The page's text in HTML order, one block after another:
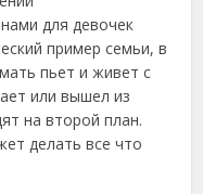
для девочек
пример семьи, в
пьет и живет с
или вышел из
на второй план.
делать все что